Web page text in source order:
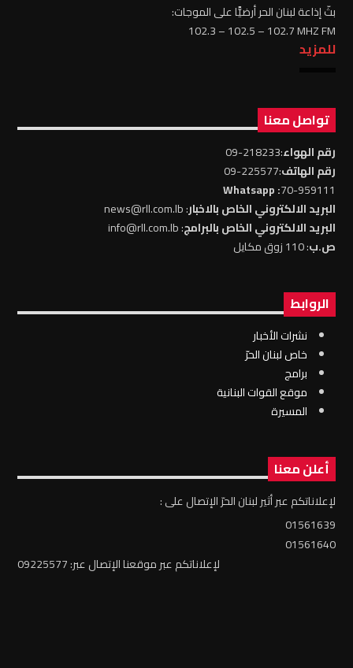
بثّ إذاعة لبنان الحر أرضيًّا على الموجات:
102.3 – 102.5 – 102.7 MHZ FM
للمزيد
تواصل معنا
رقم الهواء:218233-09
رقم الهاتف:225577-09
70-959111
: Whatsapp
البريد الالكتروني الخاص بالاخبار: news@rll.com.lb
البريد الالكتروني الخاص بالبرامج: info@rll.com.lb
ص.ب: 110 زوق مكايل
الروابط
نشرات الأخبار
خاص لبنان الحرّ
برامج
موقع القوات البنانية
المسيرة
أعلن معنا
لإعلاناتكم عبر أثير لبنان الحرّ الإتصال على :
01561639
01561640
لإعلاناتكم عبر موقعنا الإتصال عبر: 09225577